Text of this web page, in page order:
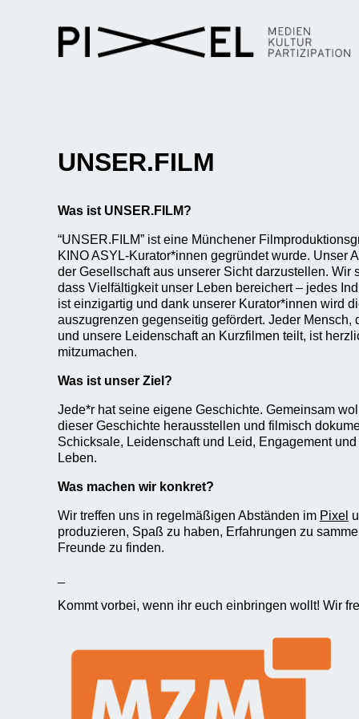
UNSER.FILM
Was ist UNSER.FILM?
“UNSER.FILM” ist eine Münchener
KINO ASYL-Kurator*innen gegründet wurde. Unser
der Gesellschaft aus unserer Sicht darzustellen. Wir
dass Vielfältigkeit unser Leben bereichert – jedes
ist einzigartig und dank unserer Kurator*innen wird
auszugrenzen gegenseitig gefördert. Jeder Mensch,
und unsere Leidenschaft an Kurzfilmen teilt, ist
mitzumachen.
Was ist unser Ziel?
Jede*r hat seine eigene Geschichte. Gemeinsam
dieser Geschichte herausstellen und filmisch
Schicksale, Leidenschaft und Leid, Engagement
Leben.
Was machen wir konkret?
Wir treffen uns in regelmäßigen Abständen im Pixel
produzieren, Spaß zu haben, Erfahrungen zu
Freunde zu finden.
Kommt vorbei, wenn ihr euch einbringen wollt! Wir